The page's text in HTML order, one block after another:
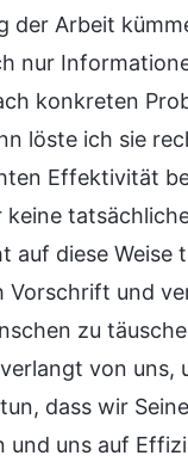
der Arbeit
nur
konkreten
löste ich sie
Effektivität
auf diese Weise
Vorschrift und
zu
von uns,
dass wir
und uns auf